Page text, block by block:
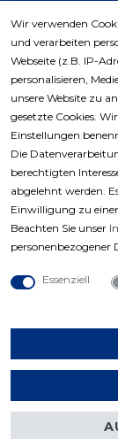
Copyright
Wir verwenden
und verarbeiten
Webseite (z.B. IP-
personalisieren,
unsere Website zu
gesetzte Cookies.
Einstellungen
Die
berechtigten
abgelehnt werden.
Einwilligung zu
Beachten Sie unser
personenbezogener
Essenziell